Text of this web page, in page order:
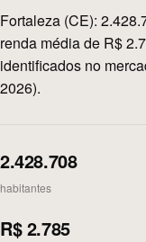
Fortaleza (CE):
renda média de R$
identificados no
2026).
2.428.708
habitantes
R$ 2.785